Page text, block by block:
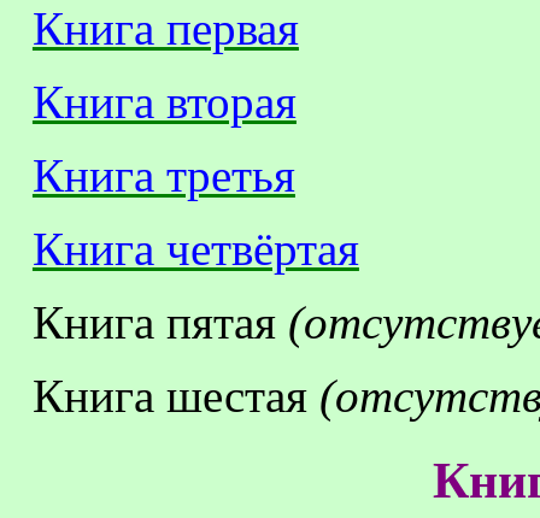
Книга первая
Книга вторая
Книга третья
Книга четвёртая
Книга пятая
Книга шестая